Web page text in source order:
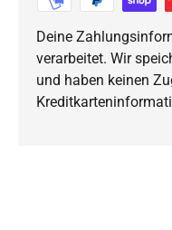
Deine
verarbeitet. Wir
und haben keinen